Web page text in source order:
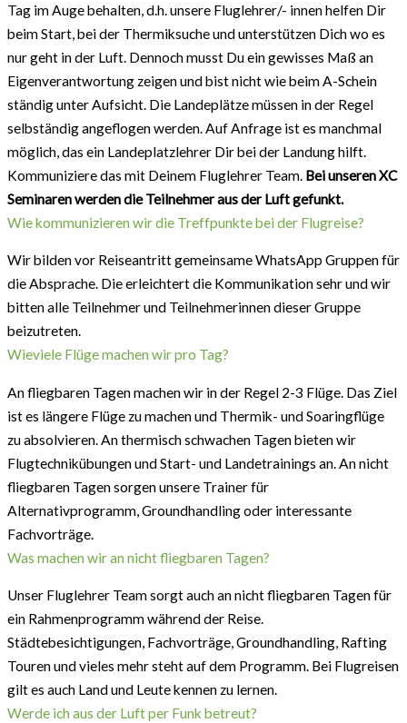
Tag im Auge behalten, d.h. unsere Fluglehrer/- innen helfen Dir
beim Start, bei der Thermiksuche und unterstützen Dich wo es
nur geht in der Luft. Dennoch musst Du ein gewisses Maß an
Eigenverantwortung zeigen und bist nicht wie beim A-Schein
ständig unter Aufsicht. Die Landeplätze müssen in der Regel
selbständig angeflogen werden. Auf Anfrage ist es manchmal
möglich, das ein Landeplatzlehrer Dir bei der Landung hilft.
Kommuniziere das mit Deinem Fluglehrer Team. Bei unseren XC
Seminaren werden die Teilnehmer aus der Luft gefunkt.
Wie kommunizieren wir die Treffpunkte bei der Flugreise?
Wir bilden vor Reiseantritt gemeinsame WhatsApp Gruppen für
die Absprache. Die erleichtert die Kommunikation sehr und wir
bitten alle Teilnehmer und Teilnehmerinnen dieser Gruppe
beizutreten.
Wieviele Flüge machen wir pro Tag?
An fliegbaren Tagen machen wir in der Regel 2-3 Flüge. Das Ziel
ist es längere Flüge zu machen und Thermik- und Soaringflüge
zu absolvieren. An thermisch schwachen Tagen bieten wir
Flugtechnikübungen und Start- und Landetrainings an. An nicht
fliegbaren Tagen sorgen unsere Trainer für
Alternativprogramm, Groundhandling oder interessante
Fachvorträge.
Was machen wir an nicht fliegbaren Tagen?
Unser Fluglehrer Team sorgt auch an nicht fliegbaren Tagen für
ein Rahmenprogramm während der Reise.
Städtebesichtigungen, Fachvorträge, Groundhandling, Rafting
Touren und vieles mehr steht auf dem Programm. Bei Flugreisen
gilt es auch Land und Leute kennen zu lernen.
Werde ich aus der Luft per Funk betreut?